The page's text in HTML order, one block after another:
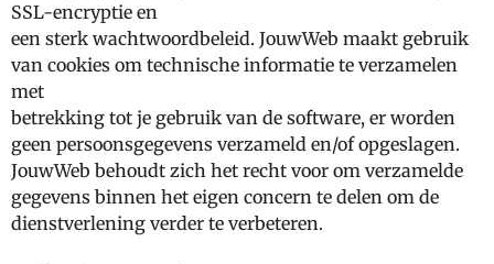
SSL-encryptie en
een sterk wachtwoordbeleid. JouwWeb maakt gebruik
van cookies om technische informatie te verzamelen
met
betrekking tot je gebruik van de software, er worden
geen persoonsgegevens verzameld en/of opgeslagen.
JouwWeb behoudt zich het recht voor om verzamelde
gegevens binnen het eigen concern te delen om de
dienstverlening verder te verbeteren.